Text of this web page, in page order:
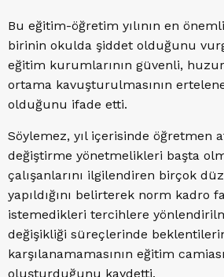
Bu eğitim-öğretim yılının en
birinin okulda şiddet olduğunu
eğitim kurumlarının güvenli,
ortama kavuşturulmasının
olduğunu ifade etti.
Söylemez, yıl içerisinde öğretmen
değiştirme yönetmelikleri başta
çalışanlarını ilgilendiren birçok
yapıldığını belirterek norm kadro
istemedikleri tercihlere
değişikliği süreçlerinde
karşılanamamasının eğitim
oluşturduğunu kaydetti.